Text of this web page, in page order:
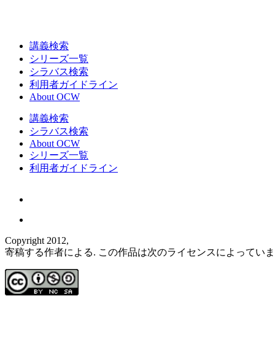
講義検索
シリーズ一覧
シラバス検索
利用者ガイドライン
About OCW
講義検索
シラバス検索
About OCW
シリーズ一覧
利用者ガイドライン
Copyright 2012,
寄稿する作者による. この作品は次のライセンスによってい